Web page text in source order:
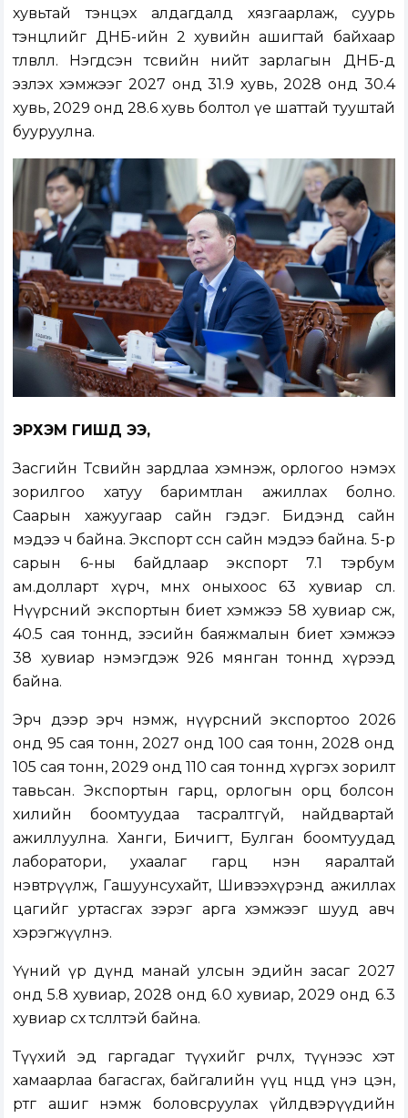
хувьтай тэнцэх алдагдалд хязгаарлаж, суурь
тэнцлийг ДНБ-ийн 2 хувийн ашигтай байхаар
төлөвлөлөө. Нэгдсэн төсвийн нийт зарлагын ДНБ-д
эзлэх хэмжээг 2027 онд 31.9 хувь, 2028 онд 30.4
хувь, 2029 онд 28.6 хувь болтол үе шаттай тууштай
бууруулна.
ЭРХЭМ ГИШҮҮД ЭЭ,
Засгийн Төсвийн зардлаа хэмнэж, орлогоо нэмэх
зорилгоо хатуу баримтлан ажиллах болно.
Саарын хажуугаар сайн гэдэг. Бидэнд сайн
мэдээ ч байна. Экспорт өссөн сайн мэдээ байна. 5-р
сарын 6-ны байдлаар экспорт 7.1 тэрбум
ам.долларт хүрч, өмнөх оныхоос 63 хувиар өслөө.
Нүүрсний экспортын биет хэмжээ 58 хувиар өсөж,
40.5 сая тоннд, зэсийн баяжмалын биет хэмжээ
38 хувиар нэмэгдэж 926 мянган тоннд хүрээд
байна.
Эрч дээр эрч нэмж, нүүрсний экспортоо 2026
онд 95 сая тонн, 2027 онд 100 сая тонн, 2028 онд
105 сая тонн, 2029 онд 110 сая тоннд хүргэх зорилт
тавьсан. Экспортын гарц, орлогын орц болсон
хилийн боомтуудаа тасралтгүй, найдвартай
ажиллуулна. Ханги, Бичигт, Булган боомтуудад
лаборатори, ухаалаг гарц нэн яаралтай
нэвтрүүлж, Гашуунсухайт, Шивээхүрэнд ажиллах
цагийг уртасгах зэрэг арга хэмжээг шууд авч
хэрэгжүүлнэ.
Үүний үр дүнд манай улсын эдийн засаг 2027
онд 5.8 хувиар, 2028 онд 6.0 хувиар, 2029 онд 6.3
хувиар өсөх төсөөлөлтэй байна.
Түүхий эд гаргадаг түүхийг өөрчлөх, түүнээс хэт
хамаарлаа багасгах, байгалийн үүц нөөцдөө үнэ цэн,
өртөг ашиг нэмж боловсруулах үйлдвэрүүдийн